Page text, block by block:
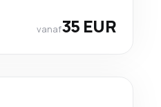
vanaf35 EUR